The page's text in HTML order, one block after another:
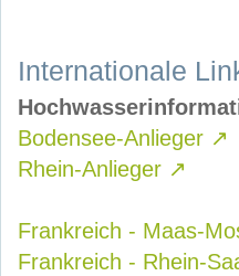
Internationale
Bodensee-Anlieger ↗
Rhein-Anlieger ↗
Frankreich - Maas-
Frankreich - Rhein-